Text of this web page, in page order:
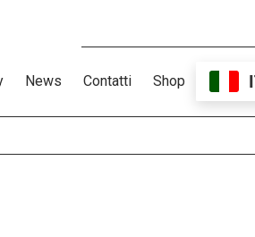
News Contatti Shop